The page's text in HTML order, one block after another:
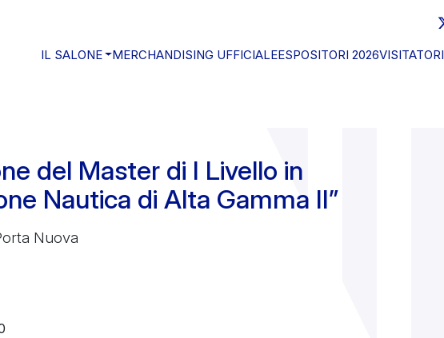
IL SALONE MERCHANDISING UFFICIALEESPOSITORI 2026VISITATORI
del Master di I Livello in
Nautica di Alta Gamma II”
Nuova